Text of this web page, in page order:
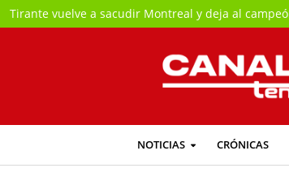
NOTICIAS CRÓNICAS